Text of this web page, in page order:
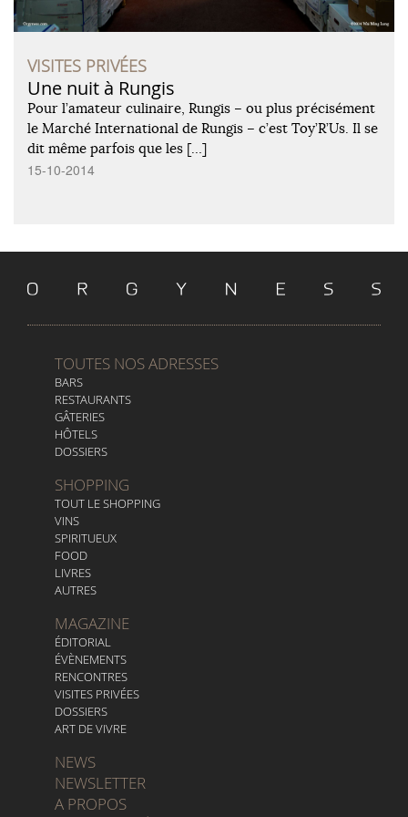
VISITES PRIVÉES
Une nuit à Rungis
Pour l’amateur culinaire, Rungis – ou plus précisément
le Marché International de Rungis – c’est Toy’R’Us. Il se
dit même parfois que les […]
15-10-2014
TOUTES NOS ADRESSES
BARS
RESTAURANTS
GÂTERIES
HÔTELS
DOSSIERS
SHOPPING
TOUT LE SHOPPING
VINS
SPIRITUEUX
FOOD
LIVRES
AUTRES
MAGAZINE
ÉDITORIAL
ÉVÈNEMENTS
RENCONTRES
VISITES PRIVÉES
DOSSIERS
ART DE VIVRE
NEWS
NEWSLETTER
A PROPOS